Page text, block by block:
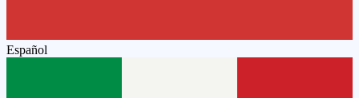
Español